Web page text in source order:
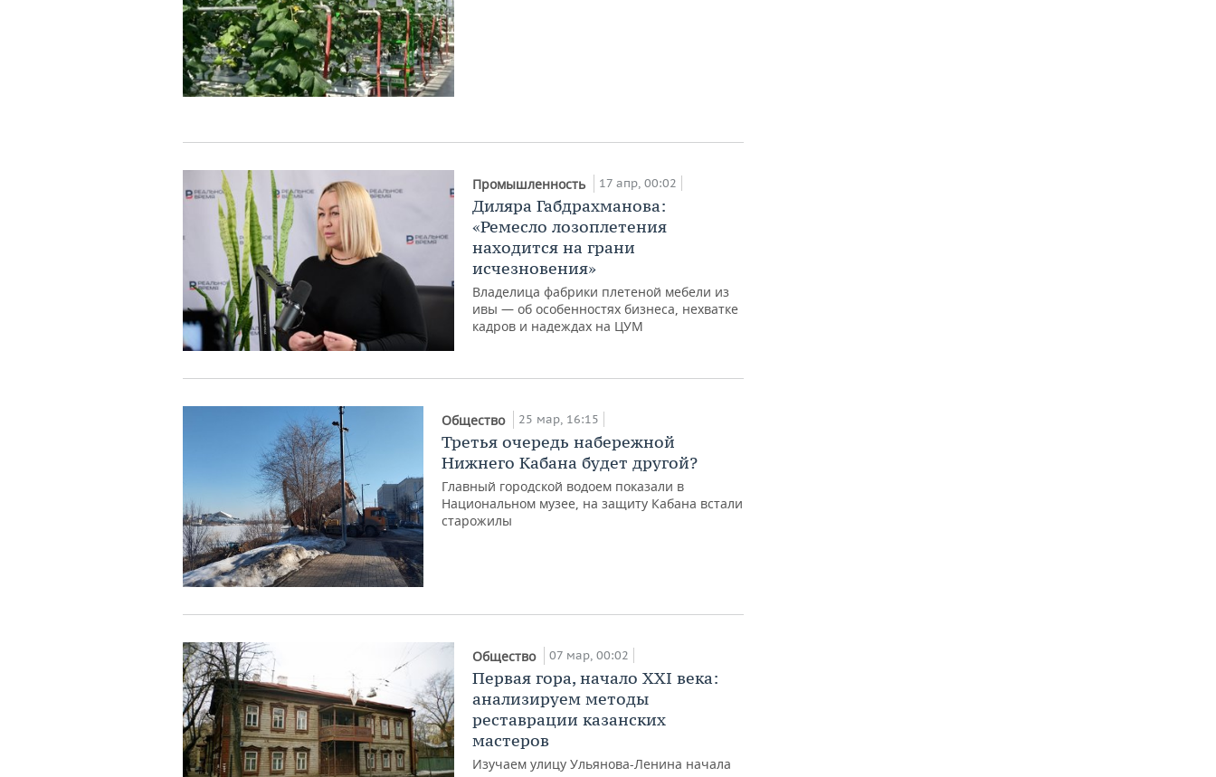
Промышленность 17 апр, 00:02
Диляра Габдрахманова:
«Ремесло лозоплетения
находится на грани
исчезновения»
Владелица фабрики плетеной мебели из
ивы — об особенностях бизнеса, нехватке
кадров и надеждах на ЦУМ
Общество 25 мар, 16:15
Третья очередь набережной
Нижнего Кабана будет другой?
Главный городской водоем показали в
Национальном музее, на защиту Кабана встали
старожилы
Общество 07 мар, 00:02
Первая гора, начало XXI века:
анализируем методы
реставрации казанских
мастеров
Изучаем улицу Ульянова-Ленина начала